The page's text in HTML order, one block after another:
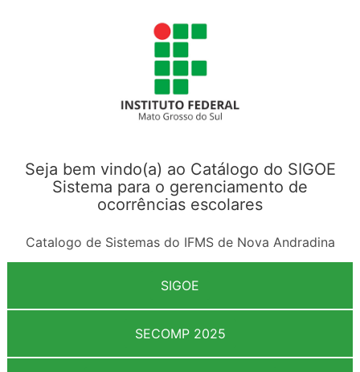
Seja bem vindo(a) ao Catálogo do SIGOE
Sistema para o gerenciamento de
ocorrências escolares
Catalogo de Sistemas do IFMS de Nova Andradina
SIGOE
SECOMP 2025